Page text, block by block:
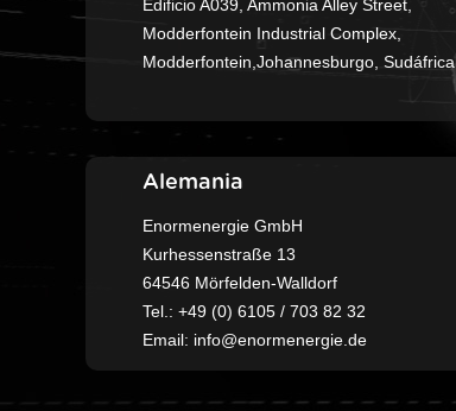
Edificio A039, Ammonia Alley Street,
Modderfontein Industrial Complex,
Modderfontein,Johannesburgo, Sudáfrica
Alemania
Enormenergie GmbH
Kurhessenstraße 13
64546 Mörfelden-Walldorf
Tel.: +49 (0) 6105 / 703 82 32
Email: info@enormenergie.de